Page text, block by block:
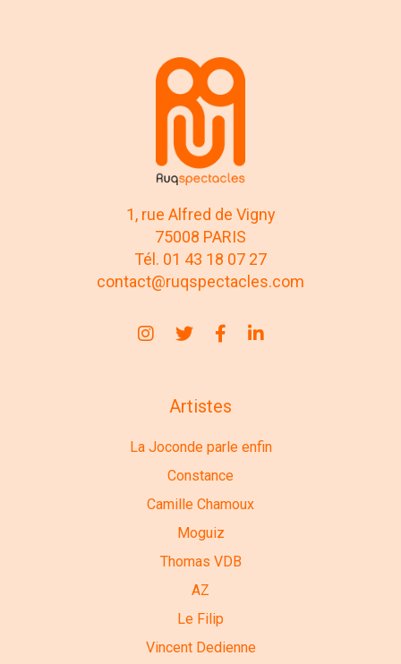
1, rue Alfred de Vigny
75008 PARIS
Tél. 01 43 18 07 27
contact@ruqspectacles.com
Artistes
La Joconde parle enfin
Constance
Camille Chamoux
Moguiz
Thomas VDB
AZ
Le Filip
Vincent Dedienne